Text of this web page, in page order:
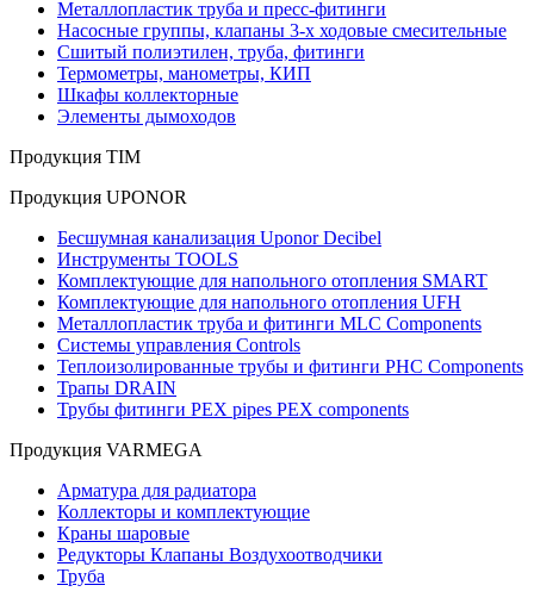
Металлопластик труба и пресс-фитинги
Насосные группы, клапаны 3-х ходовые смесительные
Сшитый полиэтилен, труба, фитинги
Термометры, манометры, КИП
Шкафы коллекторные
Элементы дымоходов
Продукция TIM
Продукция UPONOR
Бесшумная канализация Uponor Decibel
Инструменты TOOLS
Комплектующие для напольного отопления SMART
Комплектующие для напольного отопления UFH
Металлопластик труба и фитинги MLC Components
Системы управления Controls
Теплоизолированные трубы и фитинги PHC Components
Трапы DRAIN
Трубы фитинги PEX pipes PEX components
Продукция VARMEGA
Арматура для радиатора
Коллекторы и комплектующие
Краны шаровые
Редукторы Клапаны Воздухоотводчики
Труба